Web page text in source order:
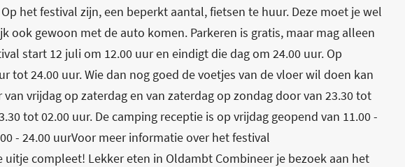
het festival zijn, een beperkt aantal, fietsen te huur. Deze moet je wel
ook gewoon met de auto komen. Parkeren is gratis, maar mag alleen
start 12 juli om 12.00 uur en eindigt die dag om 24.00 uur. Op
tot 24.00 uur. Wie dan nog goed de voetjes van de vloer wil doen kan
vrijdag op zaterdag en van zaterdag op zondag door van 23.30 tot
tot 02.00 uur. De camping receptie is op vrijdag geopend van 11.00 -
- 24.00 uurVoor meer informatie over het festival
compleet! Lekker eten in Oldambt Combineer je bezoek aan het